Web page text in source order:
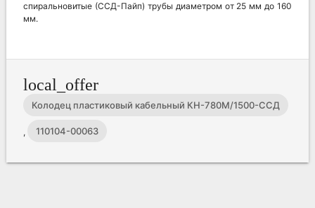
спиральновитые (ССД-Пайп) трубы диаметром от 25 мм до 160
мм.
local_offer
Колодец пластиковый кабельный КН-780М/1500-ССД
, 110104-00063